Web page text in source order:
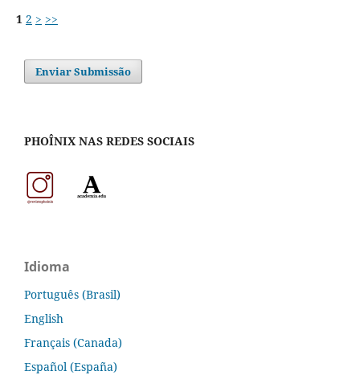
1 2 > >>
Enviar Submissão
PHOÎNIX NAS REDES SOCIAIS
Idioma
Português (Brasil)
English
Français (Canada)
Español (España)